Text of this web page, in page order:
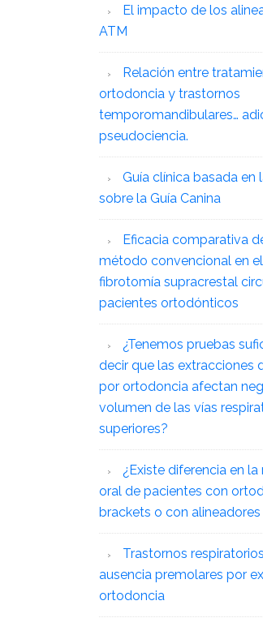
El impacto de los
ATM
Relación entre
ortodoncia y trastornos
temporomandibulares…
pseudociencia.
Guía clínica basada en
sobre la Guía Canina
Eficacia comparativa
método convencional en
fibrotomía supracrestal
pacientes ortodónticos
¿Tenemos pruebas
decir que las extracciones
por ortodoncia afectan
volumen de las vías
superiores?
¿Existe diferencia en
oral de pacientes con
brackets o con alineadores
Trastornos
ausencia premolares por
ortodoncia